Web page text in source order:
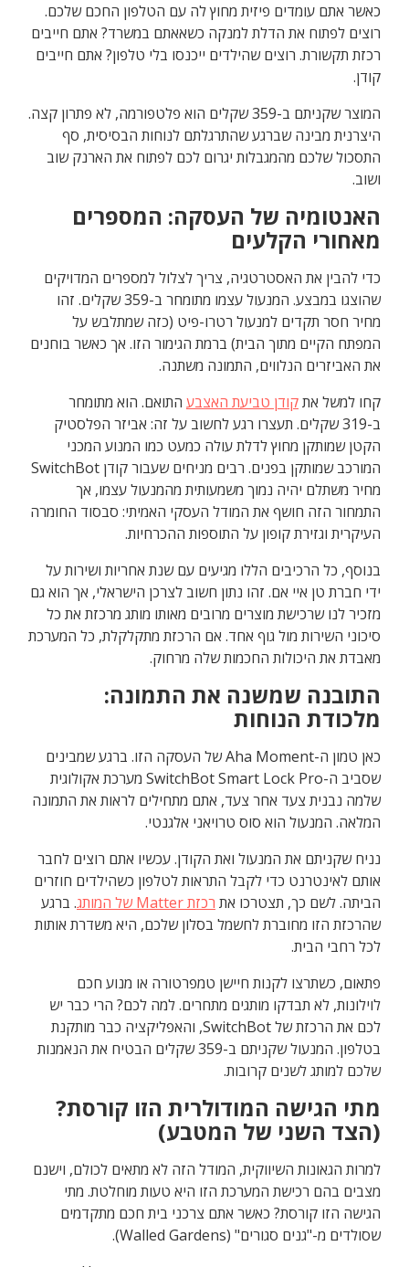
כאשר אתם עומדים פיזית מחוץ לה עם הטלפון החכם שלכם.
רוצים לפתוח את הדלת למנקה כשאאתם במשרד? אתם חייבים
רכזת תקשורת. רוצים שהילדים ייכנסו בלי טלפון? אתם חייבים
קודן.
המוצר שקניתם ב-359 שקלים הוא פלטפורמה, לא פתרון קצה.
היצרנית מבינה שברגע שהתרגלתם לנוחות הבסיסית, סף
התסכול שלכם מהמגבלות יגרום לכם לפתוח את הארנק שוב
ושוב.
האנטומיה של העסקה: המספרים
מאחורי הקלעים
כדי להבין את האסטרטגיה, צריך לצלול למספרים המדויקים
שהוצגו במבצע. המנעול עצמו מתומחר ב-359 שקלים. זהו
מחיר חסר תקדים למנעול רטרו-פיט (כזה שמתלבש על
המפתח הקיים מתוך הבית) ברמת הגימור הזו. אך כאשר בוחנים
את האביזרים הנלווים, התמונה משתנה.
קחו למשל אתקודן טביעת האצבע התואם. הוא מתומחר
ב-319 שקלים. תעצרו רגע לחשוב על זה: אביזר הפלסטיק
הקטן שמותקן מחוץ לדלת עולה כמעט כמו המנוע המכני
המורכב שמותקן בפנים. רבים מניחים שעבור קודן SwitchBot
מחיר משתלם יהיה נמוך משמעותית מהמנעול עצמו, אך
התמחור הזה חושף את המודל העסקי האמיתי: סבסוד החומרה
העיקרית וגזירת קופון על התוספות ההכרחיות.
בנוסף, כל הרכיבים הללו מגיעים עם שנת אחריות ושירות על
ידי חברת טן איי אם. זהו נתון חשוב לצרכן הישראלי, אך הוא גם
מזכיר לנו שרכישת מוצרים מרובים מאותו מותג מרכזת את כל
סיכוני השירות מול גוף אחד. אם הרכזת מתקלקלת, כל המערכת
מאבדת את היכולות החכמות שלה מרחוק.
התובנה שמשנה את התמונה:
מלכודת הנוחות
כאן טמון ה-Aha Moment של העסקה הזו. ברגע שמבינים
שסביב ה-SwitchBot Smart Lock Pro מערכת אקולוגית
שלמה נבנית צעד אחר צעד, אתם מתחילים לראות את התמונה
המלאה. המנעול הוא סוס טרויאני אלגנטי.
נניח שקניתם את המנעול ואת הקודן. עכשיו אתם רוצים לחבר
אותם לאינטרנט כדי לקבל התראות לטלפון כשהילדים חוזרים
הביתה. לשם כך, תצטרכו את רכזת Matter של המותג
. ברגע
שהרכזת הזו מחוברת לחשמל בסלון שלכם, היא משדרת אותות
לכל רחבי הבית.
פתאום, כשתרצו לקנות חיישן טמפרטורה או מנוע חכם
לוילונות, לא תבדקו מותגים מתחרים. למה לכם? הרי כבר יש
לכם את הרכזת של SwitchBot, והאפליקציה כבר מותקנת
בטלפון. המנעול שקניתם ב-359 שקלים הבטיח את הנאמנות
שלכם למותג לשנים קרובות.
מתי הגישה המודולרית הזו קורסת?
(הצד השני של המטבע)
למרות הגאונות השיווקית, המודל הזה לא מתאים לכולם, וישנם
מצבים בהם רכישת המערכת הזו היא טעות מוחלטת. מתי
הגישה הזו קורסת? כאשר אתם צרכני בית חכם מתקדמים
שסולדים מ-"גנים סגורים" (Walled Gardens).